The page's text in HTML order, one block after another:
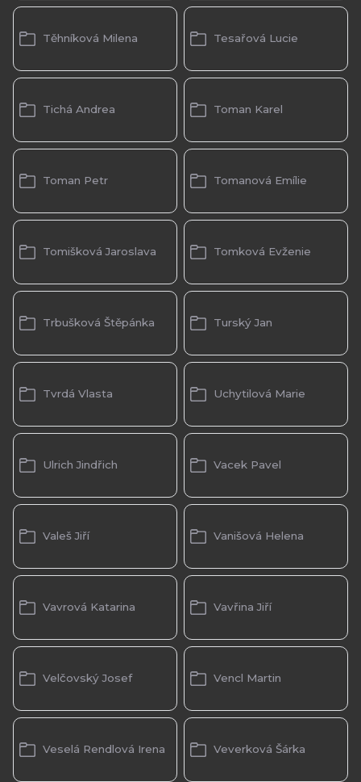
Těhníková Milena Tesařová Lucie
Tichá Andrea Toman Karel
Toman Petr Tomanová Emílie
Tomišková Jaroslava Tomková Evženie
Trbušková Štěpánka Turský Jan
Tvrdá Vlasta Uchytilová Marie
Ulrich Jindřich Vacek Pavel
Valeš Jiří Vanišová Helena
Vavrová Katarina Vavřina Jiří
Velčovský Josef Vencl Martin
Veselá Rendlová Irena Veverková Šárka